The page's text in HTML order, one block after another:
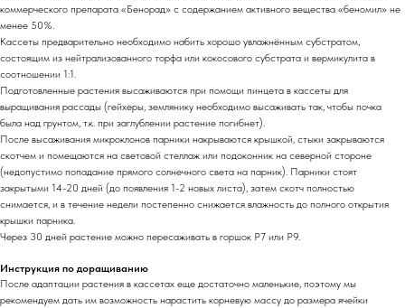
коммерческого препарата «Бенорад» с содержанием активного вещества «беномил» не
менее 50%.
Кассеты предварительно необходимо набить хорошо увлажнённым субстратом,
состоящим из нейтрализованного торфа или кокосового субстрата и вермикулита в
соотношении 1:1.
Подготовленные растения высаживаются при помощи пинцета в кассеты для
выращивания рассады (гейхеры, землянику необходимо высаживать так, чтобы почка
была над грунтом, т.к. при заглублении растение погибнет).
После высаживания микроклонов парники накрываются крышкой, стыки закрываются
скотчем и помещаются на световой стеллаж или подоконник на северной стороне
(недопустимо попадание прямого солнечного света на парник). Парники стоят
закрытыми 14-20 дней (до появления 1-2 новых листа), затем скотч полностью
снимается, и в течение недели постепенно снижается влажность до полного открытия
крышки парника.
Через 30 дней растение можно пересаживать в горшок Р7 или Р9.
Инструкция по доращиванию
После адаптации растения в кассетах еще достаточно маленькие, поэтому мы
рекомендуем дать им возможность нарастить корневую массу до размера ячейки